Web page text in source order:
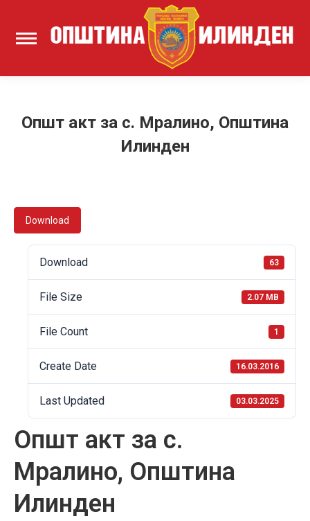
Општ акт за с. Мралино, Општина
Илинден
Download
Download 63
File Size 2.07 MB
File Count 1
Create Date 16.03.2016
Last Updated 03.03.2025
Општ акт за с.
Мралино, Општина
Илинден